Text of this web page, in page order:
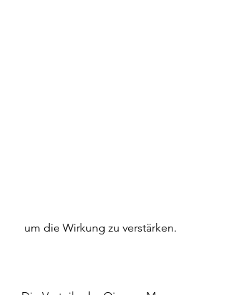
um die Wirkung zu verstärken.